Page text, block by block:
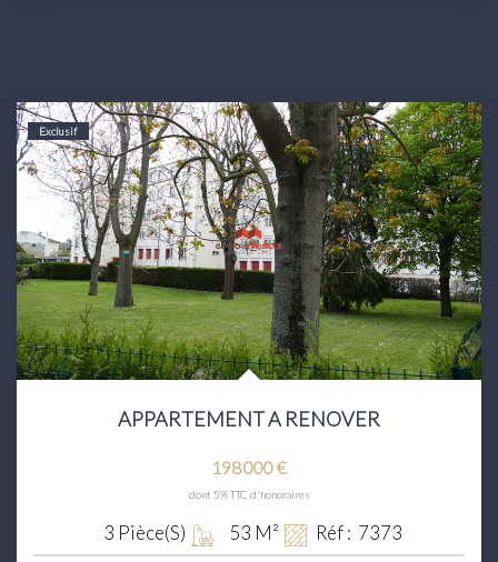
Exclusif
APPARTEMENT A RENOVER
198 000 €
dont 5% TTC d'honoraires
3 Pièce(s) 53 M² Réf : 7373